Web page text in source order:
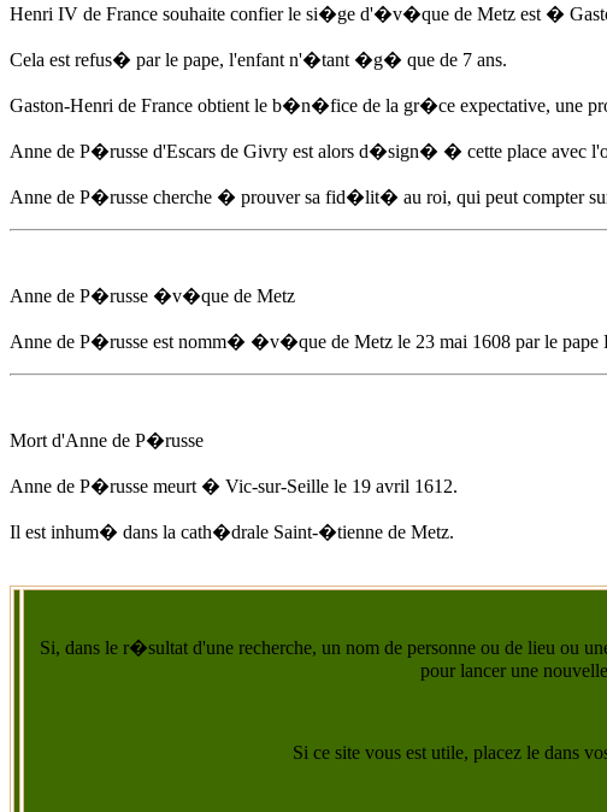
Henri IV de France souhaite confier le si�ge d'�v�que de Metz est �
Cela est refus� par le pape, l'enfant n'�tant �g� que de 7 ans.
Gaston-Henri de France obtient le b�n�fice de la gr�ce expectative, une
Anne de P�russe d'Escars de Givry est alors d�sign� � cette place avec
Anne de P�russe cherche � prouver sa fid�lit� au roi, qui peut compter
Anne de P�russe �v�que de Metz
Anne de P�russe est nomm� �v�que de Metz le 23 mai 1608 par le pape
Mort d'Anne de P�russe
Anne de P�russe meurt � Vic-sur-Seille le 19 avril 1612.
Il est inhum� dans la cath�drale Saint-�tienne de Metz.
Si, dans le r�sultat d'une recherche, un nom de personne ou de lieu ou
pour lancer une
Si ce site vous est utile, placez le dans